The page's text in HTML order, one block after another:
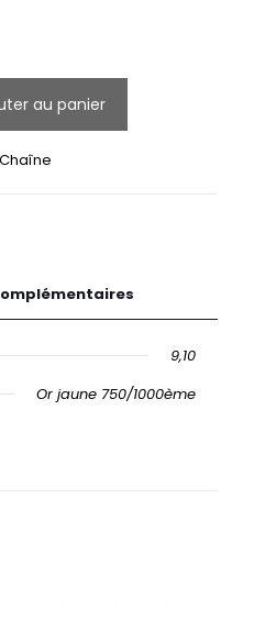
au panier
Chaîne
9,10
Or jaune 750/1000ème